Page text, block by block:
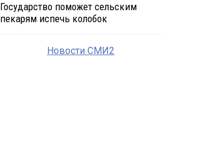
Государство поможет сельским
пекарям испечь колобок
Новости СМИ2